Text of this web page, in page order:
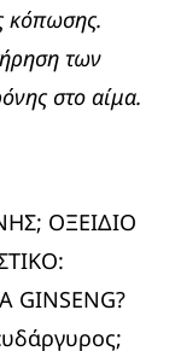
κόπωσης.
των
στο αίμα.
ΟΞΕΙΔΙΟ
GINSENG?